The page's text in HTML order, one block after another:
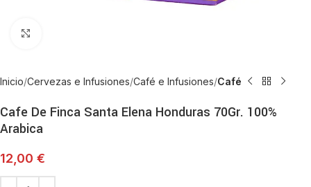
Inicio Cervezas e Infusiones Café e Infusiones Café
Cafe De Finca Santa Elena Honduras 70Gr. 100%
Arabica
12,00 €